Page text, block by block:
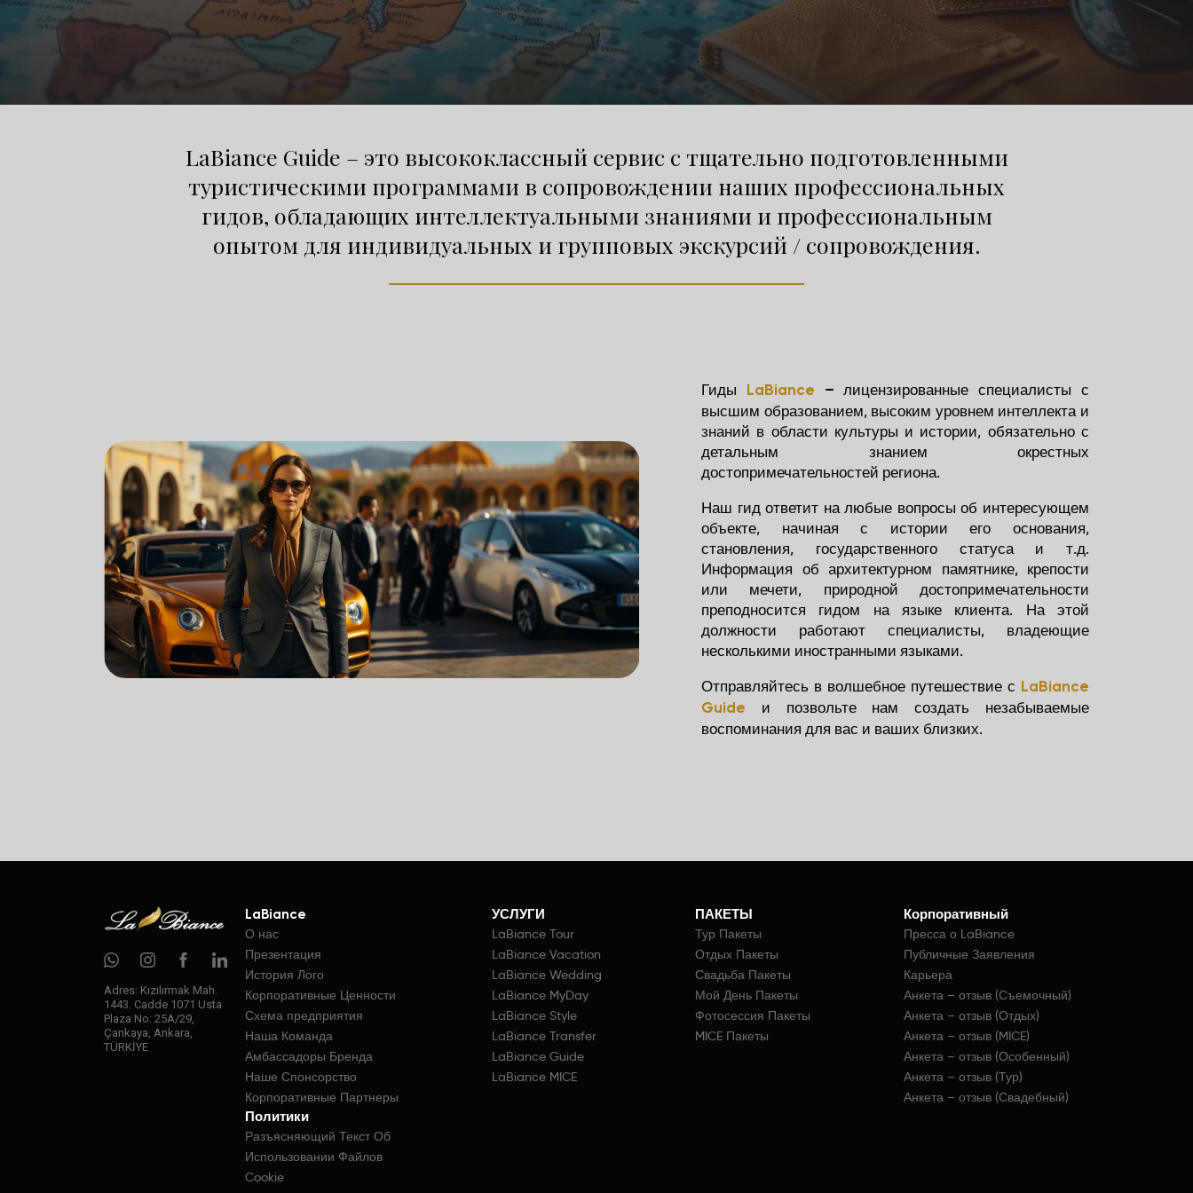
LaBiance Guide – это высококлассный сервис с тщательно подготовленными
туристическими программами в сопровождении наших профессиональных
гидов, обладающих интеллектуальными знаниями и профессиональным
опытом для индивидуальных и групповых экскурсий / сопровождения.
Гиды LaBiance – лицензированные специалисты с
высшим образованием, высоким уровнем интеллекта и
знаний в области культуры и истории, обязательно с
детальным знанием окрестных
достопримечательностей региона.
Наш гид ответит на любые вопросы об интересующем
объекте, начиная с истории его основания,
становления, государственного статуса и т.д.
Информация об архитектурном памятнике, крепости
или мечети, природной достопримечательности
преподносится гидом на языке клиента. На этой
должности работают специалисты, владеющие
несколькими иностранными языками.
Отправляйтесь в волшебное путешествие с LaBiance
Guide
и позвольте нам создать незабываемые
воспоминания для вас и ваших близких.
Adres: Kızılırmak Mah.
1443. Cadde 1071 Usta
Plaza No: 25A/29,
Çankaya, Ankara,
TÜRKİYE
LaBiance
О нас
Презентация
История Лого
Корпоративные Ценности
Схема предприятия
Наша Команда
Амбассадоры Бренда
Наше Спонсорство
Корпоративные Партнеры
УСЛУГИ
LaBiance Tour
LaBiance Vacation
LaBiance Wedding
LaBiance MyDay
LaBiance Style
LaBiance Transfer
LaBiance Guide
LaBiance MICE
ПАКЕТЫ
Тур Пакеты
Отдых Пакеты
Свадьба Пакеты
Мой День Пакеты
Фотосессия Пакеты
MICE Пакеты
Корпоративный
Пресса о LaBiance
Публичные Заявления
Карьера
Анкета – отзыв (Съемочный)
Анкета – отзыв (Отдых)
Анкета – отзыв (MICE)
Анкета – отзыв (Особенный)
Анкета – отзыв (Тур)
Анкета – отзыв (Свадебный)
Политики
Разъясняющий Текст Об
Использовании Файлов
Cookie
О КОМПАНИИ
УСЛУГИ
ПАКЕТЫ
СОЗДАТЬ ПАКЕТ
ПОЧЕМУ МЫ
КОНТАКТЫ